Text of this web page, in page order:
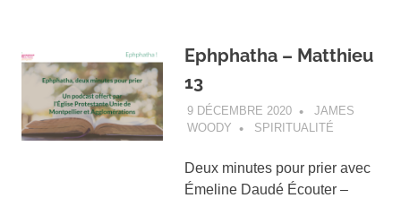
Ephphatha – Matthieu
13
9 DÉCEMBRE 2020
JAMES
WOODY
SPIRITUALITÉ
Deux minutes pour prier avec
Émeline Daudé Écouter –